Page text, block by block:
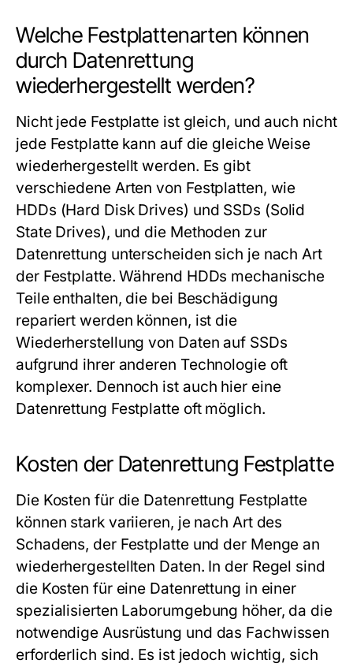
Welche Festplattenarten können
durch Datenrettung
wiederhergestellt werden?
Nicht jede Festplatte ist gleich, und auch nicht
jede Festplatte kann auf die gleiche Weise
wiederhergestellt werden. Es gibt
verschiedene Arten von Festplatten, wie
HDDs (Hard Disk Drives) und SSDs (Solid
State Drives), und die Methoden zur
Datenrettung unterscheiden sich je nach Art
der Festplatte. Während HDDs mechanische
Teile enthalten, die bei Beschädigung
repariert werden können, ist die
Wiederherstellung von Daten auf SSDs
aufgrund ihrer anderen Technologie oft
komplexer. Dennoch ist auch hier eine
Datenrettung Festplatteoft möglich.
Kosten der Datenrettung Festplatte
Die Kosten für die Datenrettung Festplatte
können stark variieren, je nach Art des
Schadens, der Festplatte und der Menge an
wiederhergestellten Daten. In der Regel sind
die Kosten für eine Datenrettung in einer
spezialisierten Laborumgebung höher, da die
notwendige Ausrüstung und das Fachwissen
erforderlich sind. Es ist jedoch wichtig, sich